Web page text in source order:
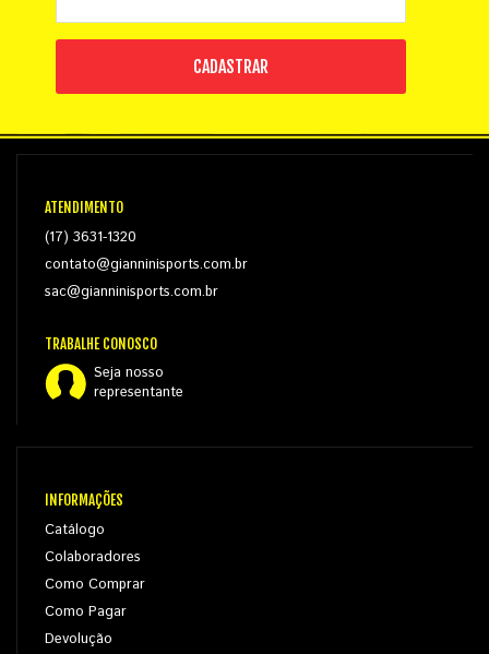
CADASTRAR
ATENDIMENTO
(17) 3631-1320
contato@gianninisports.com.br
sac@gianninisports.com.br
TRABALHE CONOSCO
Seja nosso
representante
INFORMAÇÕES
Catálogo
Colaboradores
Como Comprar
Como Pagar
Devolução